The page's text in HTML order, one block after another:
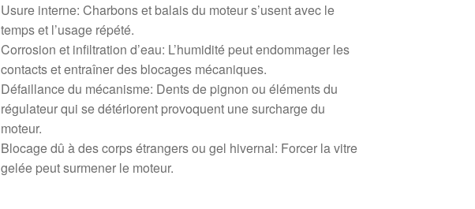
Usure interne: Charbons et balais du moteur s’usent avec le
temps et l’usage répété.
Corrosion et infiltration d’eau: L’humidité peut endommager les
contacts et entraîner des blocages mécaniques.
Défaillance du mécanisme: Dents de pignon ou éléments du
régulateur qui se détériorent provoquent une surcharge du
moteur.
Blocage dû à des corps étrangers ou gel hivernal: Forcer la vitre
gelée peut surmener le moteur.